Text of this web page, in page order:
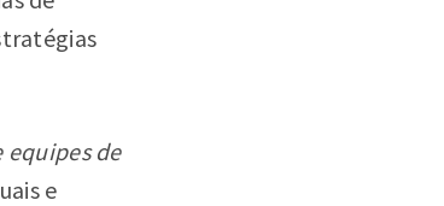
equipes de
e